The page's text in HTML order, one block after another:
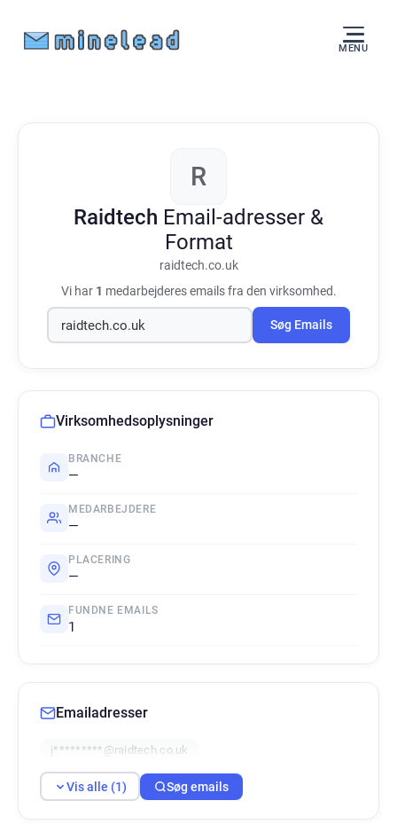
MENU
R
Raidtech Email-adresser &
Format
raidtech.co.uk
Vi har 1 medarbejderes emails fra den virksomhed.
Søg Emails
Virksomhedsoplysninger
BRANCHE
—
MEDARBEJDERE
—
PLACERING
—
FUNDNE EMAILS
1
Emailadresser
j*********@raidtech.co.uk
Vis alle (1) Søg emails